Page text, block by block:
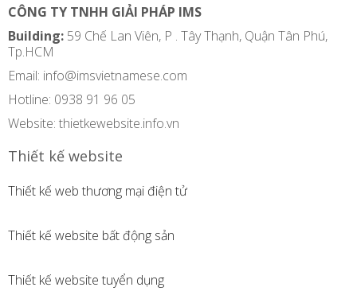
CÔNG TY TNHH GIẢI PHÁP IMS
Building: 59 Chế Lan Viên, P . Tây Thạnh, Quận Tân Phú,
Tp.HCM
Email: info@imsvietnamese.com
Hotline: 0938 91 96 05
Website: thietkewebsite.info.vn
Thiết kế website
Thiết kế web thương mại điện tử
Thiết kế website bất động sản
Thiết kế website tuyển dụng